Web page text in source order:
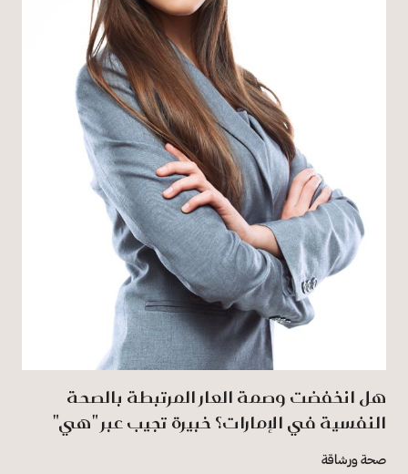
هل انخفضت وصمة العار المرتبطة بالصحة
النفسية في الإمارات؟ خبيرة تجيب عبر "هي"
صحة ورشاقة